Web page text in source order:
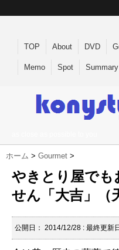
TOP About DVD
Memo Spot Summary
ホーム > Gourmet >
やきとり屋でも
せん「大吉」（
公開日： 2014/12/28 : 最終更新